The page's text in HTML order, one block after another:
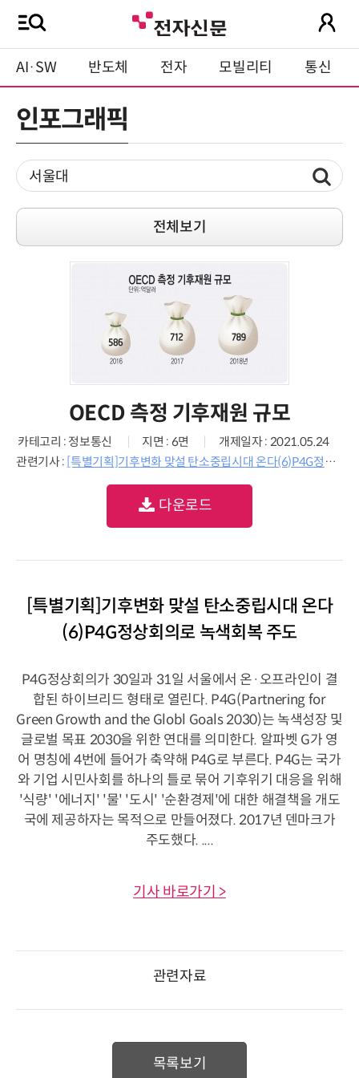
AI·SW 반도체 전자 모빌리티 통신
인포그래픽
전체보기
OECD 측정 기후재원 규모
카테고리 : 정보통신 지면 : 6면
개제일자 : 2021.05.24
관련기사 : [특별기획]기후변화 맞설 탄소중립시대 온다(6)P4G정상회의로 녹색회복 주도
다운로드
[특별기획]기후변화 맞설 탄소중립시대 온다
(6)P4G정상회의로 녹색회복 주도
P4G정상회의가 30일과 31일 서울에서 온·오프라인이 결
합된 하이브리드 형태로 열린다. P4G(Partnering for
Green Growth and the Globl Goals 2030)는 녹색성장 및
글로벌 목표 2030을 위한 연대를 의미한다. 알파벳 G가 영
어 명칭에 4번에 들어가 축약해 P4G로 부른다. P4G는 국가
와 기업 시민사회를 하나의 틀로 묶어 기후위기 대응을 위해
'식량' '에너지' '물' '도시' '순환경제'에 대한 해결책을 개도
국에 제공하자는 목적으로 만들어졌다. 2017년 덴마크가
주도했다. ....
기사 바로가기 >
관련자료
목록보기